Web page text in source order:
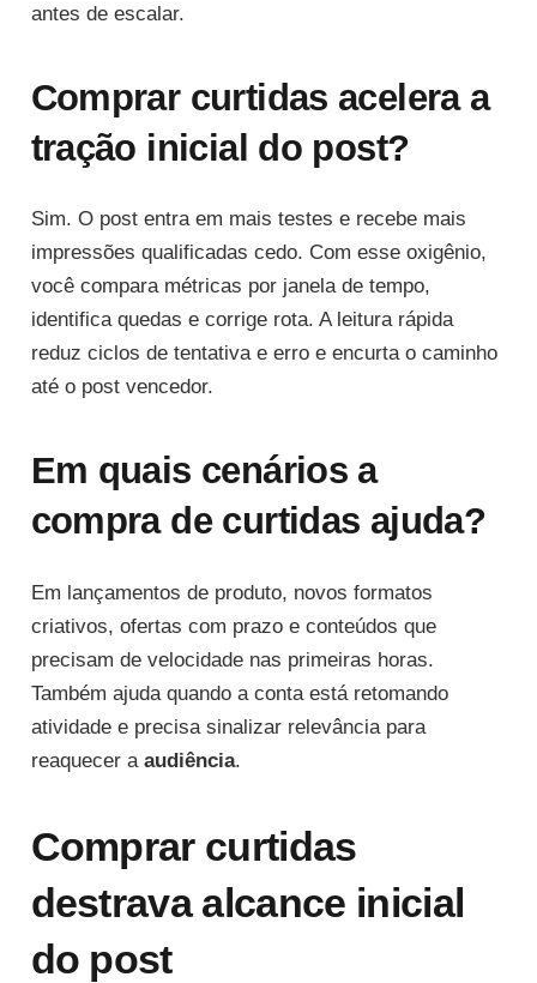
antes de escalar.
Comprar curtidas acelera a
tração inicial do post?
Sim. O post entra em mais testes e recebe mais
impressões qualificadas cedo. Com esse oxigênio,
você compara métricas por janela de tempo,
identifica quedas e corrige rota. A leitura rápida
reduz ciclos de tentativa e erro e encurta o caminho
até o post vencedor.
Em quais cenários a
compra de curtidas ajuda?
Em lançamentos de produto, novos formatos
criativos, ofertas com prazo e conteúdos que
precisam de velocidade nas primeiras horas.
Também ajuda quando a conta está retomando
atividade e precisa sinalizar relevância para
reaquecer a audiência.
Comprar curtidas
destrava alcance inicial
do post